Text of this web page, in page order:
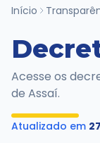
Geral
Início
Cidade
Início
Acesse os
de Assaí.
Atualizado em